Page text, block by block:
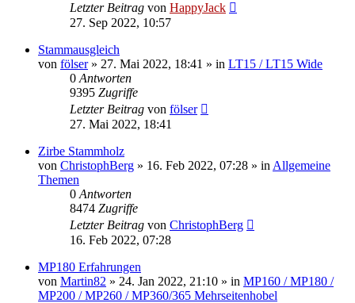
Letzter Beitrag von HappyJack
27. Sep 2022, 10:57
Stammausgleich
von fölser» 27. Mai 2022, 18:41 » in LT15 / LT15 Wide
0 Antworten
9395 Zugriffe
Letzter Beitrag von fölser
27. Mai 2022, 18:41
Zirbe Stammholz
von ChristophBerg » 16. Feb 2022, 07:28 » in Allgemeine
Themen
0 Antworten
8474 Zugriffe
Letzter Beitrag von ChristophBerg
16. Feb 2022, 07:28
MP180 Erfahrungen
von Martin82 » 24. Jan 2022, 21:10 » in MP160 / MP180 /
MP200 / MP260 / MP360/365 Mehrseitenhobel